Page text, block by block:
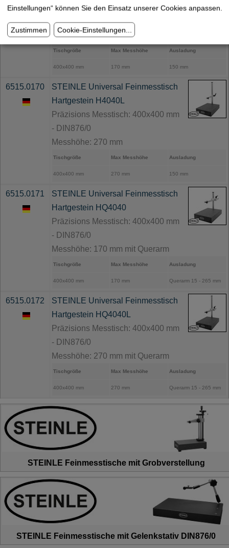
Präzisions Messtisch: 400x400 mm
- DIN876/0
Messhöhe: 170 mm
Tischgröße Max Messhöhe Ausladung
400x400 mm 170 mm 150 mm
6515.0170
STEINLE Universal Feinmesstisch
Hartgestein H4040L
Präzisions Messtisch: 400x400 mm
- DIN876/0
Messhöhe: 270 mm
Tischgröße Max Messhöhe Ausladung
400x400 mm 270 mm 150 mm
6515.0171
STEINLE Universal Feinmesstisch
Hartgestein HQ4040
Präzisions Messtisch: 400x400 mm
- DIN876/0
Messhöhe: 170 mm mit Querarm
Tischgröße Max Messhöhe Ausladung
400x400 mm 170 mm Querarm 15 - 265 mm
6515.0172
STEINLE Universal Feinmesstisch
Hartgestein HQ4040L
Präzisions Messtisch: 400x400 mm
- DIN876/0
Messhöhe: 270 mm mit Querarm
Tischgröße Max Messhöhe Ausladung
400x400 mm 270 mm Querarm 15 - 265 mm
STEINLE Feinmesstische mit Grobverstellung
STEINLE Feinmesstische mit Gelenkstativ DIN876/0
Einstellungen“ können Sie den Einsatz unserer Cookies anpassen.
Zustimmen Cookie-Einstellungen...